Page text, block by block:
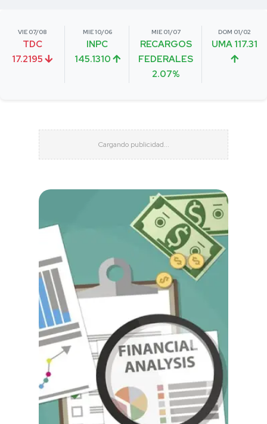
VIE 07/08
TDC
17.2195
MIE 10/06
INPC
145.1310
MIE 01/07
RECARGOS
FEDERALES
2.07%
DOM 01/02
UMA 117.31